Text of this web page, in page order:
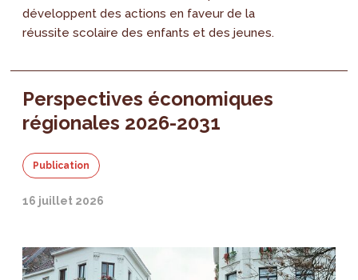
développent des actions en faveur de la
réussite scolaire des enfants et des jeunes.
Perspectives économiques
régionales 2026-2031
Publication
16 juillet 2026